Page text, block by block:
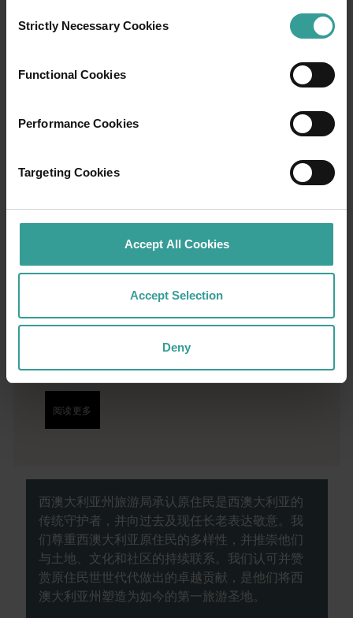
Selection
Strictly Necessary Cookies
Functional Cookies
Performance Cookies
Targeting Cookies
Accept All Cookies
Accept Selection
Deny
行程
在穿越西澳大利亚迷人风景的史诗级旅途中体
验公路自驾的浪漫。你的行程可以从澳大利亚
斯 (Perth) 开始。这座城市的自然景点和匠心独
具的餐饮场所将为你的旅行奉上田园诗般的开
篇。
阅读更多
阅读更多
西澳大利亚州旅游局承认原住民是西澳大利亚的
传统守护者，并向过去及现任长老表达敬意。我
们尊重西澳大利亚原住民的多样性，并推崇他们
与土地、文化和社区的持续联系。我们认可并赞
赏原住民世世代代做出的卓越贡献，是他们将西
澳大利亚州塑造为如今的第一旅游圣地。